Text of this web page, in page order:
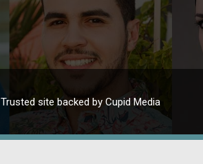
Trusted site backed by Cupid Media